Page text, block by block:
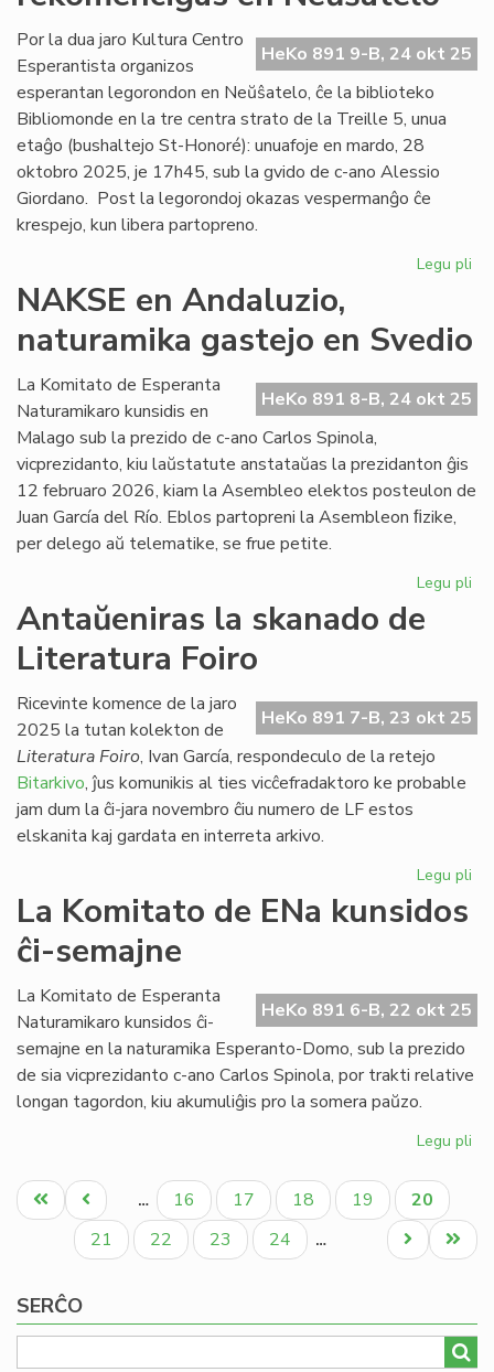
la
HeKo 891 9-B, 24 okt 25
Por la dua jaro Kultura Centro
Esperantista organizos
esperantan legorondon en Neŭŝatelo, ĉe la biblioteko
Bibliomonde en la tre centra strato de la Treille 5, unua
etaĝo (bushaltejo St-Honoré): unuafoje en mardo, 28
oktobro 2025, je 17h45, sub la gvido de c-ano Alessio
Giordano. Post la legorondoj okazas vespermanĝo ĉe
krespejo, kun libera partopreno.
Legu pli
NAKSE en Andaluzio,
naturamika gastejo en Svedio
HeKo 891 8-B, 24 okt 25
La Komitato de Esperanta
Naturamikaro kunsidis en
Malago sub la prezido de c-ano Carlos Spinola,
vicprezidanto, kiu laŭstatute anstataŭas la prezidanton ĝis
12 februaro 2026, kiam la Asembleo elektos posteulon de
Juan García del Río. Eblos partopreni la Asembleon ﬁzike,
per delego aŭ telematike, se frue petite.
Legu pli
Antaŭeniras la skanado de
Literatura Foiro
HeKo 891 7-B, 23 okt 25
Ricevinte komence de la jaro
2025 la tutan kolekton de
Literatura Foiro, Ivan García, respondeculo de la retejo
Bitarkivo, ĵus komunikis al ties vicĉefradaktoro ke probable
jam dum la ĉi-jara novembro ĉiu numero de LF estos
elskanita kaj gardata en interreta arkivo.
Legu pli
La Komitato de ENa kunsidos
ĉi-semajne
HeKo 891 6-B, 22 okt 25
La Komitato de Esperanta
Naturamikaro kunsidos ĉi-
semajne en la naturamika Esperanto-Domo, sub la prezido
de sia vicprezidanto c-ano Carlos Spinola, por trakti relative
longan tagordon, kiu akumuliĝis pro la somera paŭzo.
Legu pli
Pagination
Unua
paĝo
Antaŭa
paĝo
… Paĝo
16 Paĝo
17 Paĝo
18 Paĝo
19
Aktuala
paĝo
20
Paĝo
21 Paĝo
22 Paĝo
23 Paĝo
24 …
Last
page
Next
page
SERĈO